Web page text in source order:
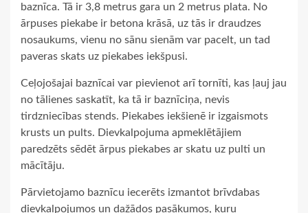
baznīca. Tā ir 3,8 metrus gara un 2 metrus plata. No
ārpuses piekabe ir betona krāsā, uz tās ir draudzes
nosaukums, vienu no sānu sienām var pacelt, un tad
paveras skats uz piekabes iekšpusi.
Ceļojošajai baznīcai var pievienot arī tornīti, kas ļauj jau
no tālienes saskatīt, ka tā ir baznīciņa, nevis
tirdzniecības stends. Piekabes iekšienē ir izgaismots
krusts un pults. Dievkalpojuma apmeklētājiem
paredzēts sēdēt ārpus piekabes ar skatu uz pulti un
mācītāju.
Pārvietojamo baznīcu iecerēts izmantot brīvdabas
dievkalpojumos un dažādos pasākumos, kuru